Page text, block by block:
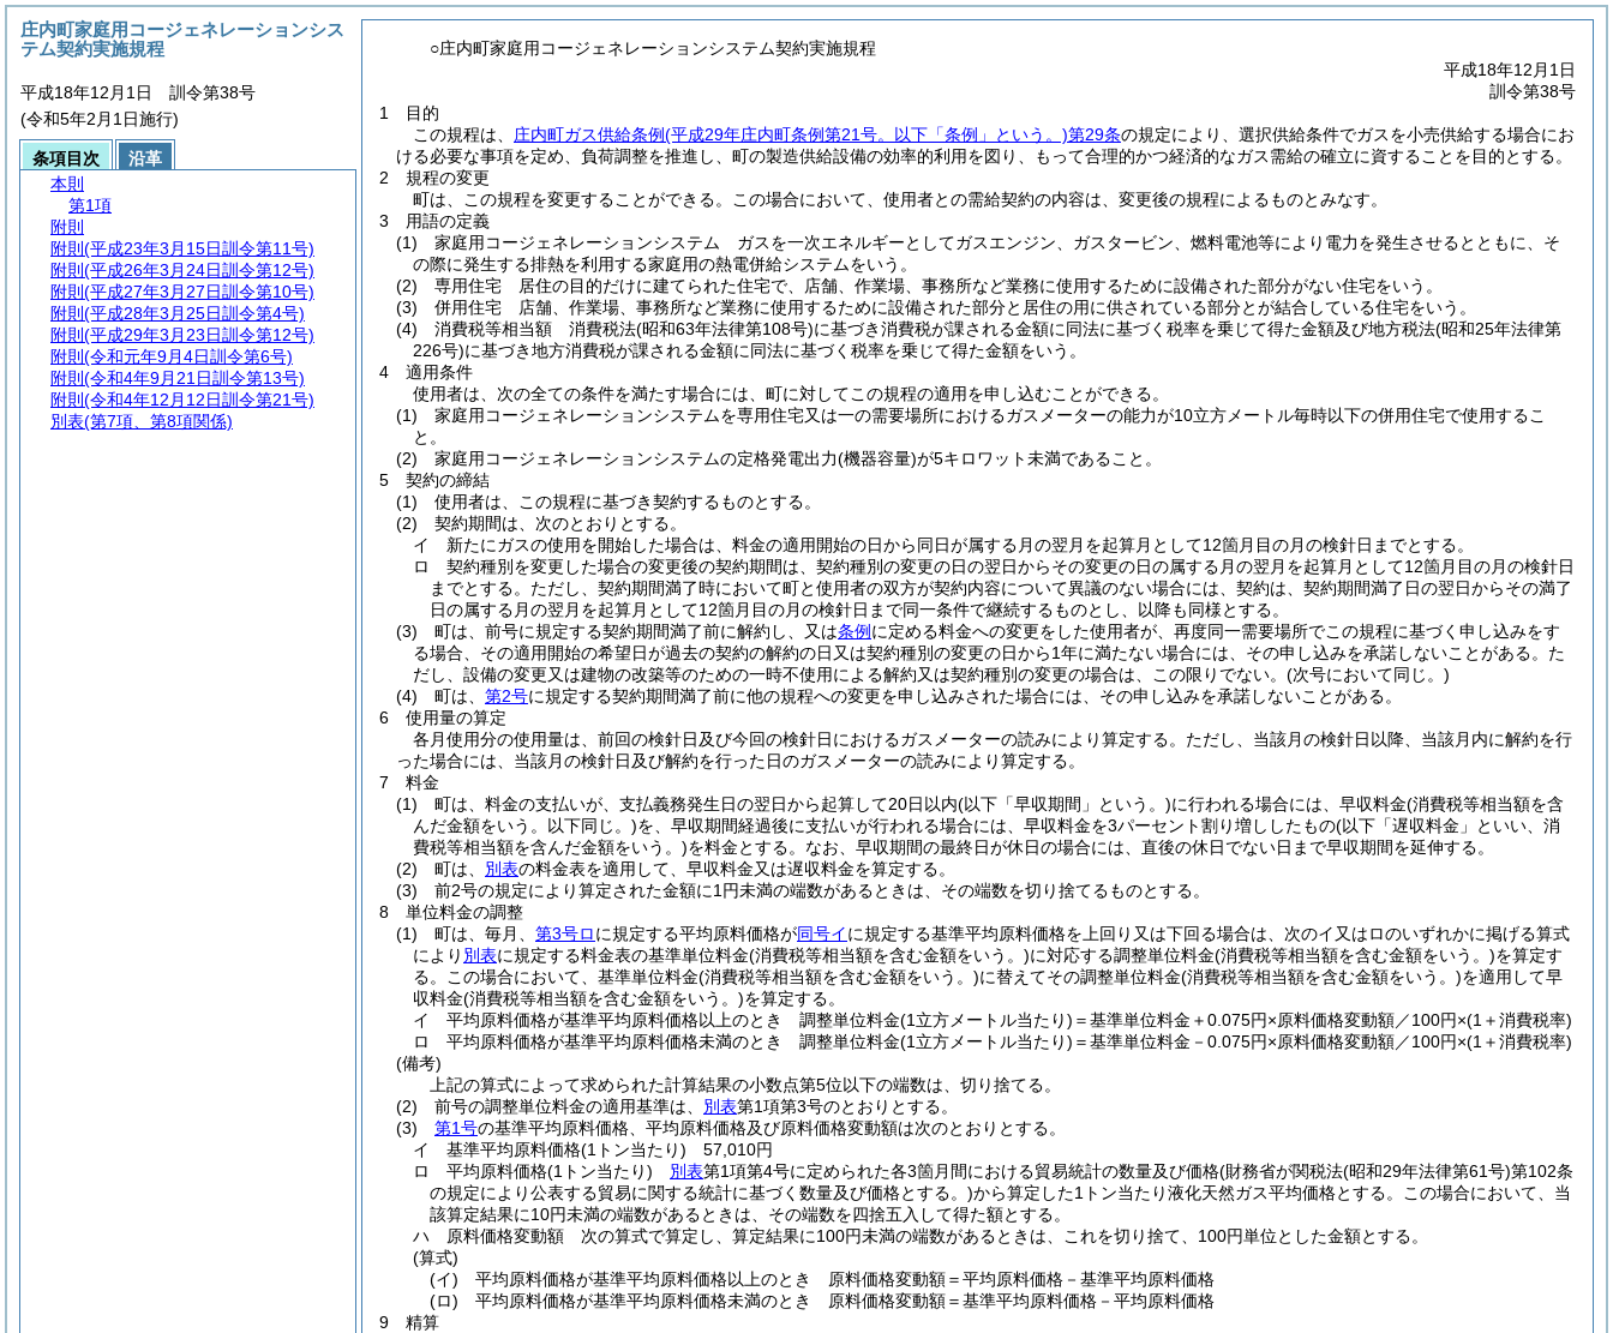
○庄内町家庭用コージェネレーションシステム契約実施規程
平成18年12月1日
訓令第38号
1 目的
この規程は、 庄内町ガス供給条例(平成29年庄内町条例第21号。以下「条例」という。)第29条の規定により、選択供給条件でガスを小売供給する場合にお
ける必要な事項を定め、負荷調整を推進し、町の製造供給設備の効率的利用を図り、もって合理的かつ経済的なガス需給の確立に資することを目的とする。
2 規程の変更
町は、この規程を変更することができる。この場合において、使用者との需給契約の内容は、変更後の規程によるものとみなす。
3 用語の定義
(1) 家庭用コージェネレーションシステム ガスを一次エネルギーとしてガスエンジン、ガスタービン、燃料電池等により電力を発生させるとともに、そ
の際に発生する排熱を利用する家庭用の熱電併給システムをいう。
(2) 専用住宅 居住の目的だけに建てられた住宅で、店舗、作業場、事務所など業務に使用するために設備された部分がない住宅をいう。
(3) 併用住宅 店舗、作業場、事務所など業務に使用するために設備された部分と居住の用に供されている部分とが結合している住宅をいう。
(4) 消費税等相当額 消費税法(昭和63年法律第108号)に基づき消費税が課される金額に同法に基づく税率を乗じて得た金額及び地方税法(昭和25年法律第
226号)に基づき地方消費税が課される金額に同法に基づく税率を乗じて得た金額をいう。
4 適用条件
使用者は、次の全ての条件を満たす場合には、町に対してこの規程の適用を申し込むことができる。
(1) 家庭用コージェネレーションシステムを専用住宅又は一の需要場所におけるガスメーターの能力が10立方メートル毎時以下の併用住宅で使用するこ
と。
(2) 家庭用コージェネレーションシステムの定格発電出力(機器容量)が5キロワット未満であること。
5 契約の締結
(1) 使用者は、この規程に基づき契約するものとする。
(2) 契約期間は、次のとおりとする。
イ 新たにガスの使用を開始した場合は、料金の適用開始の日から同日が属する月の翌月を起算月として12箇月目の月の検針日までとする。
ロ 契約種別を変更した場合の変更後の契約期間は、契約種別の変更の日の翌日からその変更の日の属する月の翌月を起算月として12箇月目の月の検針日
までとする。ただし、契約期間満了時において町と使用者の双方が契約内容について異議のない場合には、契約は、契約期間満了日の翌日からその満了
日の属する月の翌月を起算月として12箇月目の月の検針日まで同一条件で継続するものとし、以降も同様とする。
(3) 町は、前号に規定する契約期間満了前に解約し、又は条例 に定める料金への変更をした使用者が、再度同一需要場所でこの規程に基づく申し込みをす
る場合、その適用開始の希望日が過去の契約の解約の日又は契約種別の変更の日から1年に満たない場合には、その申し込みを承諾しないことがある。た
だし、設備の変更又は建物の改築等のための一時不使用による解約又は契約種別の変更の場合は、この限りでない。 (次号において同じ。)
(4) 町は、 第2号に規定する契約期間満了前に他の規程への変更を申し込みされた場合には、その申し込みを承諾しないことがある。
6 使用量の算定
各月使用分の使用量は、前回の検針日及び今回の検針日におけるガスメーターの読みにより算定する。ただし、当該月の検針日以降、当該月内に解約を行
った場合には、当該月の検針日及び解約を行った日のガスメーターの読みにより算定する。
7 料金
(1) 町は、料金の支払いが、支払義務発生日の翌日から起算して20日以内(以下「早収期間」という。)に行われる場合には、早収料金(消費税等相当額を含
んだ金額をいう。以下同じ。)を、早収期間経過後に支払いが行われる場合には、早収料金を3パーセント割り増ししたもの(以下「遅収料金」といい、消
費税等相当額を含んだ金額をいう。)を料金とする。なお、早収期間の最終日が休日の場合には、直後の休日でない日まで早収期間を延伸する。
(2) 町は、 別表の料金表を適用して、早収料金又は遅収料金を算定する。
(3) 前2号の規定により算定された金額に1円未満の端数があるときは、その端数を切り捨てるものとする。
8 単位料金の調整
(1) 町は、毎月、 第3号ロに規定する平均原料価格が同号イに規定する基準平均原料価格を上回り又は下回る場合は、次のイ又はロのいずれかに掲げる算式
により 別表に規定する料金表の基準単位料金(消費税等相当額を含む金額をいう。)に対応する調整単位料金(消費税等相当額を含む金額をいう。)を算定す
る。この場合において、基準単位料金(消費税等相当額を含む金額をいう。)に替えてその調整単位料金(消費税等相当額を含む金額をいう。)を適用して早
収料金(消費税等相当額を含む金額をいう。)を算定する。
イ 平均原料価格が基準平均原料価格以上のとき 調整単位料金(1立方メートル当たり) ＝基準単位料金＋0.075円×原料価格変動額／100円×(1＋消費税率)
ロ 平均原料価格が基準平均原料価格未満のとき 調整単位料金(1立方メートル当たり) ＝基準単位料金－0.075円×原料価格変動額／100円×(1＋消費税率)
(備考)
上記の算式によって求められた計算結果の小数点第5位以下の端数は、切り捨てる。
(2) 前号の調整単位料金の適用基準は、 別表第1項第3号のとおりとする。
(3)
第1号の基準平均原料価格、平均原料価格及び原料価格変動額は次のとおりとする。
イ 基準平均原料価格(1トン当たり) 57,010円
ロ 平均原料価格(1トン当たり) 別表第1項第4号に定められた各3箇月間における貿易統計の数量及び価格(財務省が関税法(昭和29年法律第61号)第102条
の規定により公表する貿易に関する統計に基づく数量及び価格とする。)から算定した1トン当たり液化天然ガス平均価格とする。この場合において、当
該算定結果に10円未満の端数があるときは、その端数を四捨五入して得た額とする。
ハ 原料価格変動額 次の算式で算定し、算定結果に100円未満の端数があるときは、これを切り捨て、100円単位とした金額とする。
(算式)
(イ) 平均原料価格が基準平均原料価格以上のとき
原料価格変動額＝平均原料価格－基準平均原料価格
(ロ) 平均原料価格が基準平均原料価格未満のとき
原料価格変動額＝基準平均原料価格－平均原料価格
9 精算
庄内町家庭用コージェネレーションシス
テム契約実施規程
平成18年12月1日 訓令第38号
(令和5年2月1日施行)
条項目次
沿革
本則
第1項
附則
附則 (平成23年3月15日訓令第11号)
附則 (平成26年3月24日訓令第12号)
附則 (平成27年3月27日訓令第10号)
附則 (平成28年3月25日訓令第4号)
附則 (平成29年3月23日訓令第12号)
附則 (令和元年9月4日訓令第6号)
附則 (令和4年9月21日訓令第13号)
附則 (令和4年12月12日訓令第21号)
別表(第7項、第8項関係)